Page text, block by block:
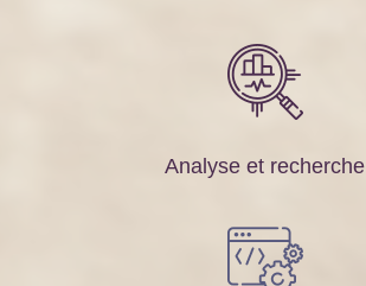
Analyse et recherche